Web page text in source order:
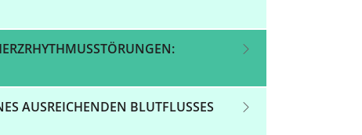
AUSREICHENDEN BLUTFLUSSES